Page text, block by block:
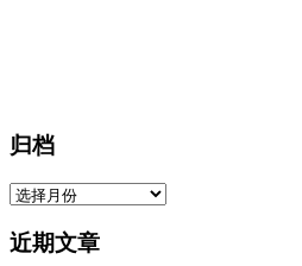
归档
归
近期文章